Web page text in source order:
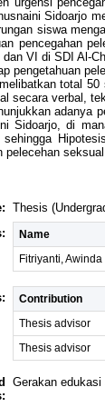
Sidoarjo
siswa
pencegahan
VI di SDI Al-
pengetahuan
total
secara verbal,
adanya
Sidoarjo, di
pelecehan
Thesis
Name
Fitriyanti, Awinda
Contribution
Thesis advisor
Thesis advisor
Gerakan